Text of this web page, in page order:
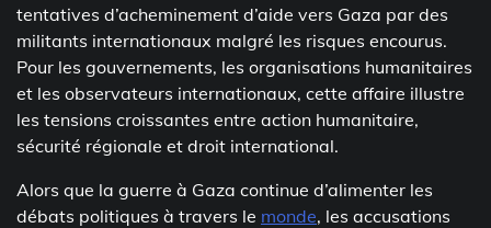
tentatives d’acheminement d’aide vers Gaza par des
militants internationaux malgré les risques encourus.
Pour les gouvernements, les organisations humanitaires
et les observateurs internationaux, cette affaire illustre
les tensions croissantes entre action humanitaire,
sécurité régionale et droit international.
Alors que la guerre à Gaza continue d’alimenter les
débats politiques à travers le monde, les accusations